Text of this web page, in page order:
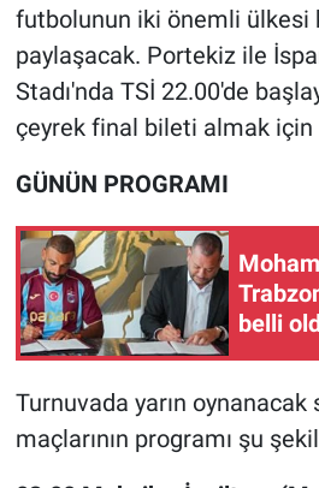
futbolunun iki önemli ülkesi
paylaşacak. Portekiz ile
Stadı'nda TSİ 22.00'de
çeyrek final bileti almak
GÜNÜN PROGRAMI
belli
Turnuvada yarın oynanacak
maçlarının programı şu